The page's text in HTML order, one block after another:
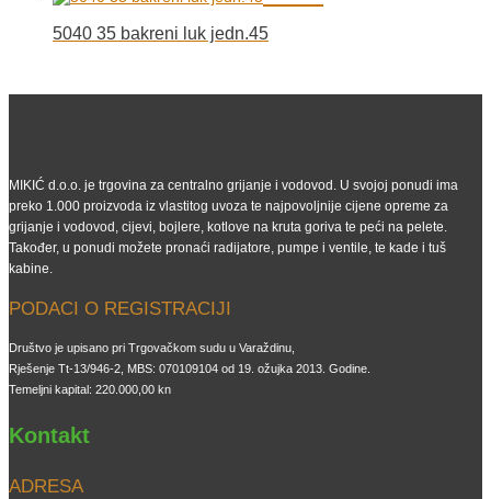
5040 35 bakreni luk jedn.45
MIKIĆ d.o.o. je trgovina za centralno grijanje i vodovod. U svojoj ponudi ima
preko 1.000 proizvoda iz vlastitog uvoza te najpovoljnije cijene opreme za
grijanje i vodovod, cijevi, bojlere, kotlove na kruta goriva te peći na pelete.
Također, u ponudi možete pronaći radijatore, pumpe i ventile, te kade i tuš
kabine.
PODACI O REGISTRACIJI
Društvo je upisano pri Trgovačkom sudu u Varaždinu,
Rješenje Tt-13/946-2, MBS: 070109104 od 19. ožujka 2013. Godine.
Temeljni kapital: 220.000,00 kn
Kontakt
ADRESA